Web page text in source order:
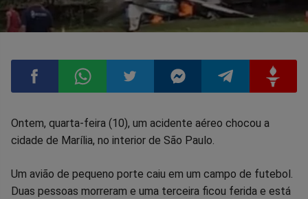
Compartilhar
Facebook
Compartilhar
Whatsapp
Compartilhar
Twitter
Compartilhar
Messenger
Compartilhar
TelegramGettr
Ontem, quarta-feira (10), um acidente aéreo chocou a
cidade de Marília, no interior de São Paulo.
Um avião de pequeno porte caiu em um campo de futebol.
Duas pessoas morreram e uma terceira ficou ferida e está